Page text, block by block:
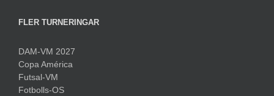
FLER TURNERINGAR
DAM-VM 2027
Copa América
Futsal-VM
Fotbolls-OS